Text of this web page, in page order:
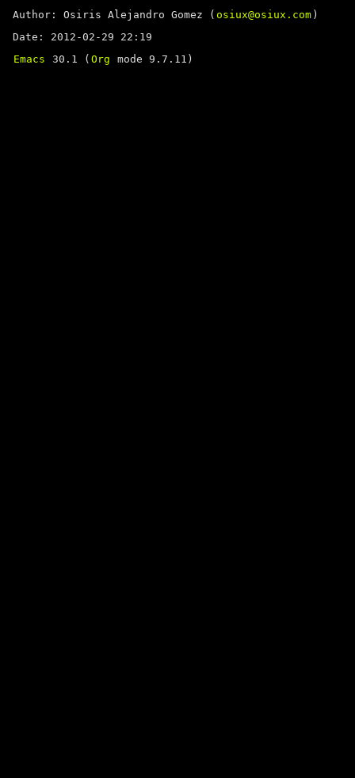
Author: Osiris Alejandro Gomez ( osiux@osiux.com )
Date: 2012-02-29 22:19
Emacs
30.1 ( Org mode 9.7.11)